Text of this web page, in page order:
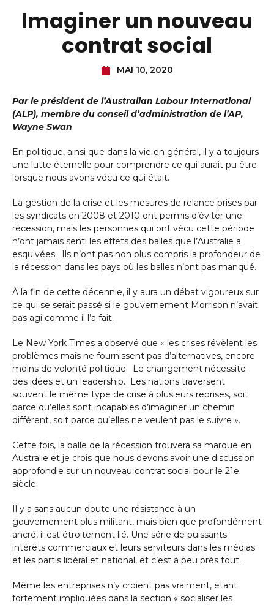
Imaginer un nouveau
contrat social
MAI 10, 2020
Par le président de l’Australian Labour International
(ALP), membre du conseil d’administration de l’AP,
Wayne Swan
En politique, ainsi que dans la vie en général, il y a toujours
une lutte éternelle pour comprendre ce qui aurait pu être
lorsque nous avons vécu ce qui était.
La gestion de la crise et les mesures de relance prises par
les syndicats en 2008 et 2010 ont permis d’éviter une
récession, mais les personnes qui ont vécu cette période
n’ont jamais senti les effets des balles que l’Australie a
esquivées. Ils n’ont pas non plus compris la profondeur de
la récession dans les pays où les balles n’ont pas manqué.
À la fin de cette décennie, il y aura un débat vigoureux sur
ce qui se serait passé si le gouvernement Morrison n’avait
pas agi comme il l’a fait.
Le New York Times a observé que « les crises révèlent les
problèmes mais ne fournissent pas d’alternatives, encore
moins de volonté politique. Le changement nécessite
des idées et un leadership. Les nations traversent
souvent le même type de crise à plusieurs reprises, soit
parce qu’elles sont incapables d’imaginer un chemin
différent, soit parce qu’elles ne veulent pas le suivre ».
Cette fois, la balle de la récession trouvera sa marque en
Australie et je crois que nous devons avoir une discussion
approfondie sur un nouveau contrat social pour le 21e
siècle.
Il y a sans aucun doute une résistance à un
gouvernement plus militant, mais bien que profondément
ancré, il est étroitement lié. Une série de puissants
intérêts commerciaux et leurs serviteurs dans les médias
et les partis libéral et national, et c’est à peu près tout.
Même les entreprises n’y croient pas vraiment, étant
fortement impliquées dans la section « socialiser les